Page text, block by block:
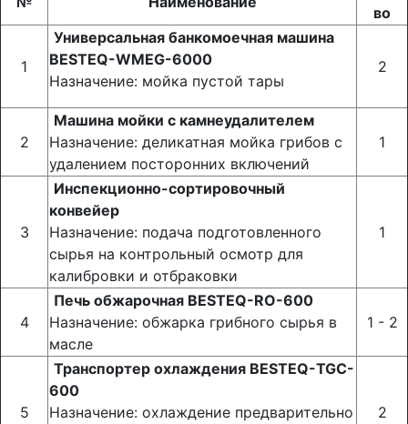
во
1
Универсальная банкомоечная машина
BESTEQ-WMEG-6000
Назначение: мойка пустой тары
2
2
Машина мойки с камнеудалителем
Назначение: деликатная мойка грибов с
удалением посторонних включений
1
3
Инспекционно-сортировочный
конвейер
Назначение: подача подготовленного
сырья на контрольный осмотр для
калибровки и отбраковки
1
4
Печь обжарочная BESTEQ-RO-600
Назначение: обжарка грибного сырья в
масле
1 - 2
5
Транспортер охлаждения BESTEQ-TGC-
600
Назначение: охлаждение предварительно
2